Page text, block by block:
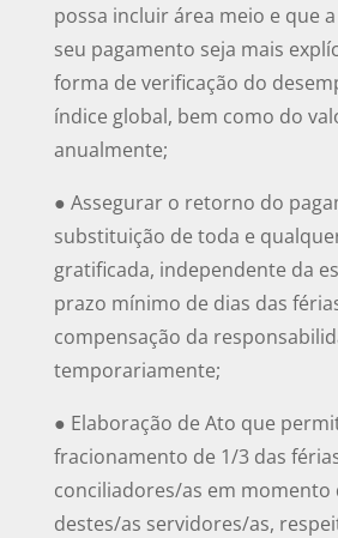
possa incluir área meio e que
seu pagamento seja mais
forma de verificação do
índice global, bem como do
anualmente;
● Assegurar o retorno do
substituição de toda e
gratificada, independente da
prazo mínimo de dias das
compensação da
temporariamente;
● Elaboração de Ato que
fracionamento de 1/3 das
conciliadores/as em momento
destes/as servidores/as,